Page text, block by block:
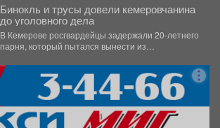
Бинокль и трусы довели кемеровчанина
до уголовного дела
В Кемерове росгвардейцы задержали 20-летнего
парня, который пытался вынести из